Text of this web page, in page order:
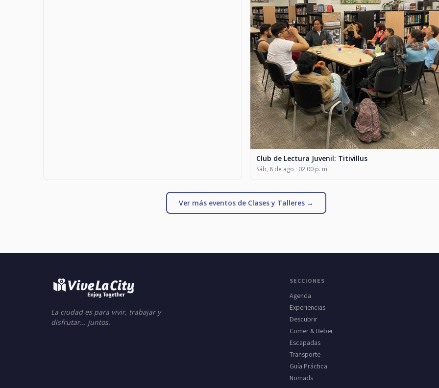
Club de Lectura Juvenil: Titivillus
Sáb, 8 de ago · 02:00 p. m.
Ver más eventos de Clases y Talleres →
La ciudad es para vivir, trabajar y
disfrutar... juntos.
SECCIONES
Agenda
Experiencias
Descubrir
Comer & Beber
Escapadas
Transporte
Guía Práctica
Nomads